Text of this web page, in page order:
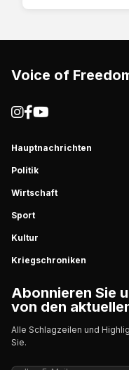
Voice of
Hauptnachrichten
Politik
Wirtschaft
Sport
Kultur
Kriegschroniken
Abonnieren Sie
von den
Alle Schlagzeilen und
Sie.